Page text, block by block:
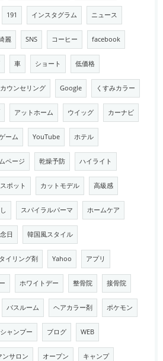
191 インスタグラム ニュース
麗 SNS コーヒー facebook
車 ショート 低価格
カウンセリング Google くすみカラー
アットホーム ウイッグ カーナビ
ーム YouTube ホテル
ページ 乾燥予防 ハイライト
ポット カットモデル 高級感
スパイラルパーマ ホームケア
日 韓国風スタイル
イリング剤 Yahoo アプリ
ホワイトデー 整骨院 接骨院
バスルーム ヘアカラー剤 ポケモン
ャンプー ブログ WEB
ンサロン オープン キャンプ